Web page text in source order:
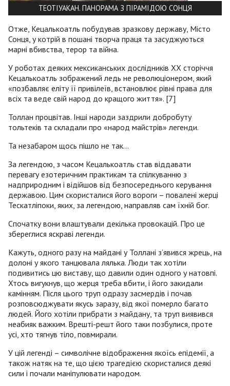
ТЕОТІУАКАН. ПАНОРАМА З ПІРАМІДОЮ СОНЦЯ
Отже, Кецалькоатль побудував зразкову державу, Місто
Сонця, у котрій в пошані творча праця та засуджуються
марні вбивства, терор та війна.
У роботах деяких мексиканських дослідників ХХ сторіччя
Кецалькоатль зображений ледь не революціонером, який
«позбавляє еліту її привілеїв, встановлює рівні права для
всіх та веде свій народ до кращого життя». [7]
Толлан процвітав. Інші народи заздрили добробуту
тольтеків та складали про «народ майстрів» легенди.
Та незабаром щось пішло не так...
За легендою, з часом Кецалькоатль став віддавати
перевагу езотеричним практикам та спілкуванню з
надприродним і відійшов від безпосереднього керування
державою. Цим скористалися його вороги – повалені жерці
Тескатліпоки, яких, за легендою, направляв сам їхній бог.
Спочатку вони влаштували декілька провокацій. Про це
збереглися яскраві легенди.
Кажуть, одного разу на майдані у Толлані з’явився жрець, на
долоні у якого танцювала лялька. Люди так хотіли
подивитись цю виставу, що давили один одного у натовпі.
Хтось вигукнув, що жерця треба вбити, і його закидали
камінням. Після цього труп одразу засмердів і почав
розповсюджувати якусь заразу, від якої померло багато
людей. Його хотіли прибрати з майдану, та труп виявився
неабияк важким. Врешті-решт його таки позбулися, проте
усі, хто тягнув тіло, повмирали.
У цій легенді – символічне відображення якоїсь епідемії, а
також натяк на те, що цією трагедією скористалися деякі
сили і почали маніпулювати народом.